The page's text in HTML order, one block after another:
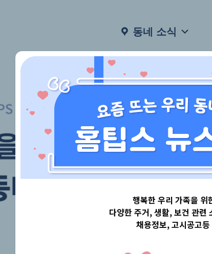
동네 소식
행복한 우리 가족을 위
다양한 주거, 생활, 보건 관련
채용정보, 고시공고등